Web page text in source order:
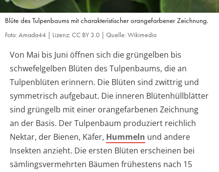
Blüte des Tulpenbaums mit charakteristischer orangefarbener Zeichnung.
Foto: Amada44 | Lizenz: CC BY 3.0 | Quelle: Wikimedia
Von Mai bis Juni öffnen sich die grüngelben bis
schwefelgelben Blüten des Tulpenbaums, die an
Tulpenblüten erinnern. Die Blüten sind zwittrig und
symmetrisch aufgebaut. Die inneren Blütenhüllblätter
sind grüngelb mit einer orangefarbenen Zeichnung
an der Basis. Der Tulpenbaum produziert reichlich
Nektar, der Bienen, Käfer, Hummeln und andere
Insekten anzieht. Die ersten Blüten erscheinen bei
sämlingsvermehrten Bäumen frühestens nach 15